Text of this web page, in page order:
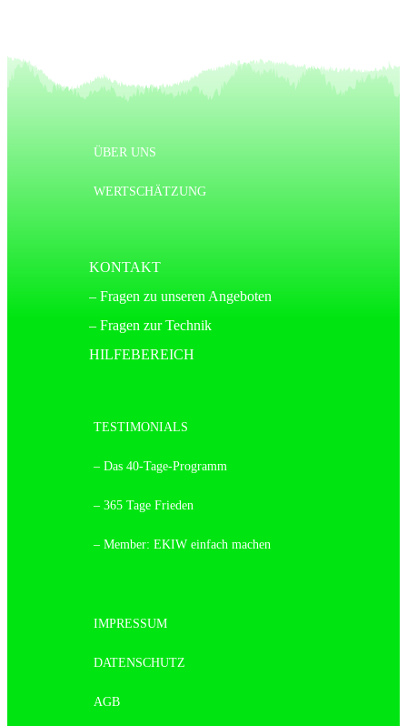
ÜBER UNS
WERTSCHÄTZUNG
KONTAKT
– Fragen zu unseren Angeboten
– Fragen zur Technik
HILFEBEREICH
TESTIMONIALS
– Das 40-Tage-Programm
– 365 Tage Frieden
– Member: EKIW einfach machen
IMPRESSUM
DATENSCHUTZ
AGB